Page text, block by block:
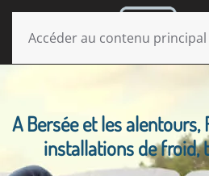
Accéder au contenu principal
A Bersée et les alentours,
installations de froid,